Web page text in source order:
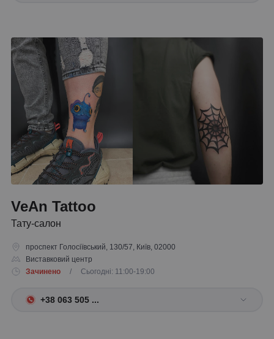
VeAn Tattoo
Тату-салон
проспект Голосіївський, 130/57, Київ, 02000
Виставковий центр
Зачинено
/ Сьогодні: 11:00-19:00
+38 063 505 ...